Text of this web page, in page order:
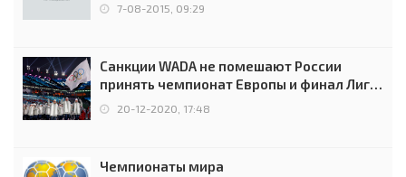
7-08-2015, 09:29
Санкции WADA не помешают России
принять чемпионат Европы и финал Лиги
чемпионов.
20-12-2020, 17:48
Чемпионаты мира